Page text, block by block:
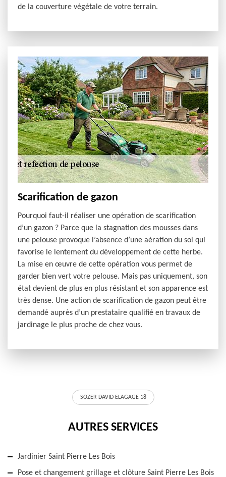
de la couverture végétale de votre terrain.
Scarification de gazon
Pourquoi faut-il réaliser une opération de scarification
d’un gazon ? Parce que la stagnation des mousses dans
une pelouse provoque l’absence d’une aération du sol qui
favorise le lentement du développement de cette herbe.
La mise en œuvre de cette opération vous permet de
garder bien vert votre pelouse. Mais pas uniquement, son
état devient de plus en plus résistant et son apparence est
très dense. Une action de scarification de gazon peut être
demandé auprès d’un prestataire qualifié en travaux de
jardinage le plus proche de chez vous.
SOZER DAVID ELAGAGE 18
AUTRES SERVICES
Jardinier Saint Pierre Les Bois
Pose et changement grillage et clôture Saint Pierre Les Bois